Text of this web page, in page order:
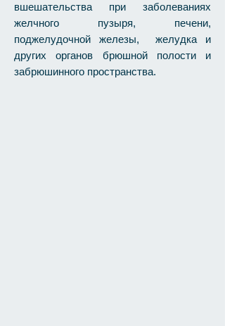
вшешательства при заболеваниях
желчного пузыря, печени,
поджелудочной железы, желудка и
других органов брюшной полости и
забрюшинного пространства.